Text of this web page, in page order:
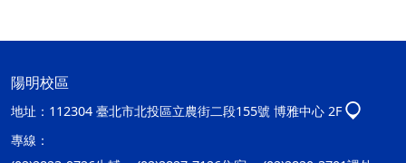
陽明校區
地址： 112304 臺北市北投區立農街二段155號 博雅中心 2F
專線：